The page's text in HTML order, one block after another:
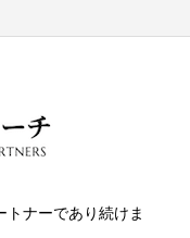
ナーであり続けま